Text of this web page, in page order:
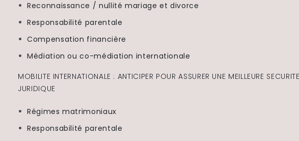
Reconnaissance / nullité mariage et divorce
Responsabilité parentale
Compensation financière
Médiation ou co-médiation internationale
MOBILITE INTERNATIONALE : ANTICIPER POUR ASSURER UNE MEILLEURE
JURIDIQUE
Régimes matrimoniaux
Responsabilité parentale